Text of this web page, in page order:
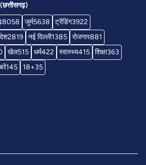
8058 जुर्म5638 ट्रेंडिंग3922
2819 नई दिल्ली1385 रोजगार881
खेल515 धर्म422 स्वास्थ्य415 शिक्षा363
145 18+35